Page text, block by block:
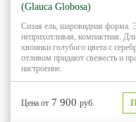
(Glauca Globosa)
Сизая ель, шаровидная форма.
неприхотливая, компактная.
хвоинки голубого цвета с
отливом придают свежесть и
настроение.
Цена от 7 900 руб.